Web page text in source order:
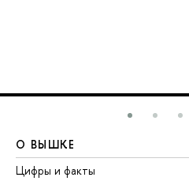
О ВЫШКЕ
Цифры и факты